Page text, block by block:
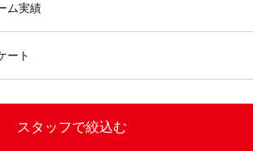
ム実績
ート
スタッフで絞込む